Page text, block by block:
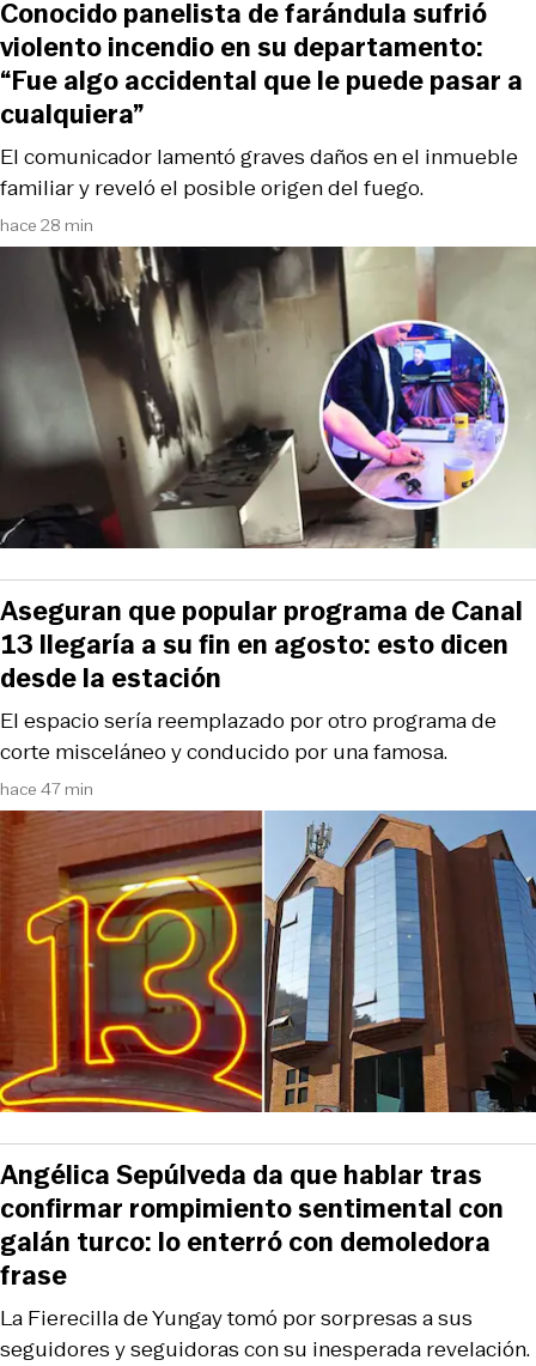
hace 28 min
El comunicador lamentó graves daños en el inmueble
familiar y reveló el posible origen del fuego.
Conocido panelista de farándula sufrió
violento incendio en su departamento:
“Fue algo accidental que le puede pasar a
cualquiera”
hace 47 min
El espacio sería reemplazado por otro programa de
corte misceláneo y conducido por una famosa.
Aseguran que popular programa de Canal
13 llegaría a su fin en agosto: esto dicen
desde la estación
La Fierecilla de Yungay tomó por sorpresas a sus
seguidores y seguidoras con su inesperada revelación.
Angélica Sepúlveda da que hablar tras
confirmar rompimiento sentimental con
galán turco: lo enterró con demoledora
frase